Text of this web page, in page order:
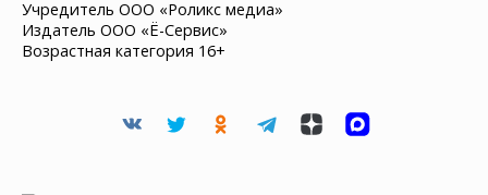
Учредитель ООО «Роликс медиа»
Издатель ООО «Ё-Сервис»
Возрастная категория 16+